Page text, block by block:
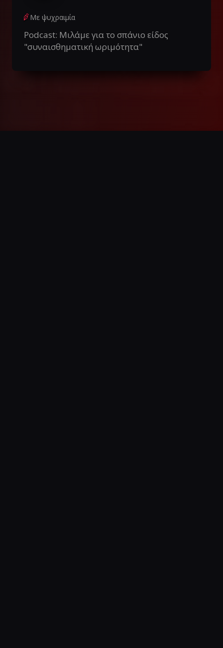
Με ψυχραιμία
Podcast: Μιλάμε για το σπάνιο είδος
"συναισθηματική ωριμότητα"